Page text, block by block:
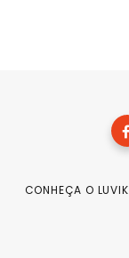
CONHEÇA O LUVIK